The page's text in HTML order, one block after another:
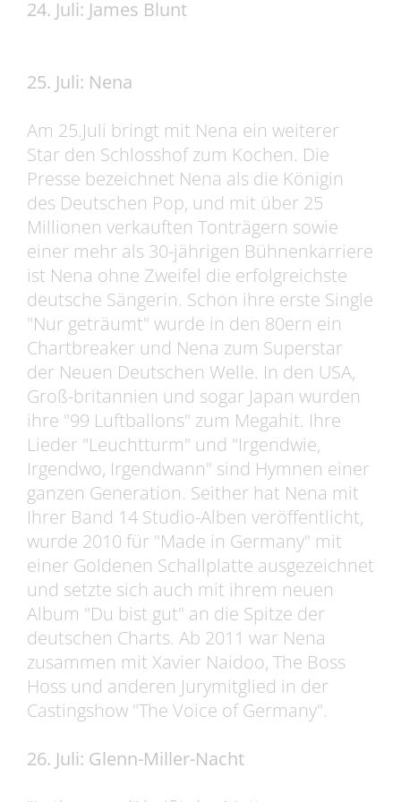
24. Juli: James Blunt
25. Juli: Nena
Am 25.Juli bringt mit Nena ein weiterer
Star den Schlosshof zum Kochen. Die
Presse bezeichnet Nena als die Königin
des Deutschen Pop, und mit über 25
Millionen verkauften Tonträgern sowie
einer mehr als 30-jährigen Bühnenkarriere
ist Nena ohne Zweifel die erfolgreichste
deutsche Sängerin. Schon ihre erste Single
"Nur geträumt" wurde in den 80ern ein
Chartbreaker und Nena zum Superstar
der Neuen Deutschen Welle. In den USA,
Groß-britannien und sogar Japan wurden
ihre "99 Luftballons" zum Megahit. Ihre
Lieder "Leuchtturm" und "Irgendwie,
Irgendwo, Irgendwann" sind Hymnen einer
ganzen Generation. Seither hat Nena mit
Ihrer Band 14 Studio-Alben veröffentlicht,
wurde 2010 für "Made in Germany" mit
einer Goldenen Schallplatte ausgezeichnet
und setzte sich auch mit ihrem neuen
Album "Du bist gut" an die Spitze der
deutschen Charts. Ab 2011 war Nena
zusammen mit Xavier Naidoo, The Boss
Hoss und anderen Jurymitglied in der
Castingshow "The Voice of Germany".
26. Juli: Glenn-Miller-Nacht